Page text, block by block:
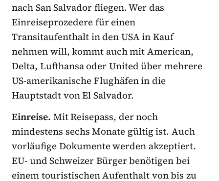
nach San Salvador fliegen. Wer das
Einreiseprozedere für einen
Transitaufenthalt in den USA in Kauf
nehmen will, kommt auch mit American,
Delta, Lufthansa oder United über mehrere
US-amerikanische Flughäfen in die
Hauptstadt von El Salvador.
Einreise. Mit Reisepass, der noch
mindestens sechs Monate gültig ist. Auch
vorläufige Dokumente werden akzeptiert.
EU- und Schweizer Bürger benötigen bei
einem touristischen Aufenthalt von bis zu